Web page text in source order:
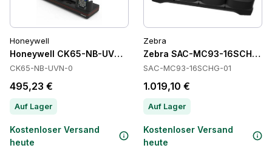
Honeywell
Honeywell CK65-NB-UVN-0 Cradles
CK65-NB-UVN-0
495,23 €
Auf Lager
Kostenloser Versand
heute
Zebra
Zebra SAC-MC93-16SCHG-
SAC-MC93-16SCHG-01
1.019,10 €
Auf Lager
Kostenloser Versand
heute